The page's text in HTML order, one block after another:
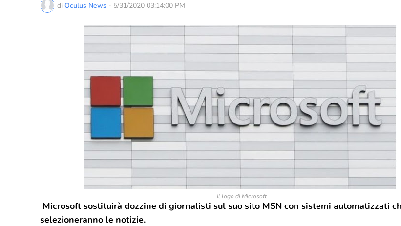
di Oculus News - 5/31/2020 03:14:00 PM
Il logo di Microsoft
Microsoft sostituirà dozzine di giornalisti sul suo sito MSN con sistemi automatizzati
selezioneranno le notizie.